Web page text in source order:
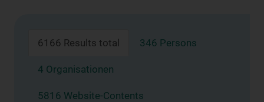
6166 Results total 346 Persons
4 Organisationen
5816 Website-Contents